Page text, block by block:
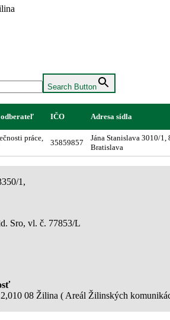
Search Button
IČO Adresa sídla
práce,
35859857
Jána Stanislava 3010/1,
Bratislava
1,
Sro, vl. č. 77853/L
08 Žilina ( Areál Žilinských